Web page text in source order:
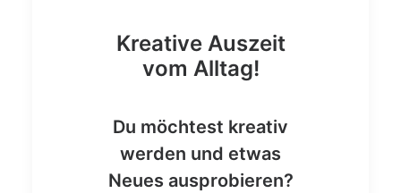
Kreative Auszeit
vom Alltag!
Du möchtest kreativ
werden und etwas
Neues ausprobieren?